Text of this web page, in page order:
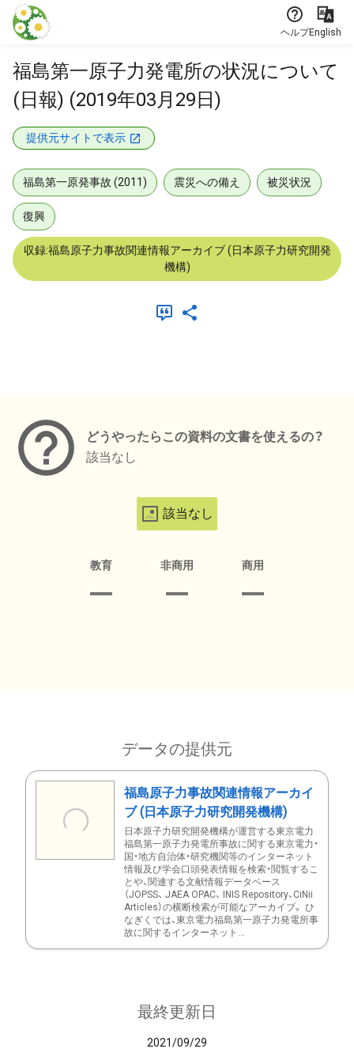
本文に飛ぶ
ヘルプEnglish
福島第一原子力発電所の状況について
(日報) (2019年03月29日)
提供元サイトで表示
福島第一原発事故 (2011) 震災への備え 被災状況
復興
収録:福島原子力事故関連情報アーカイブ (日本原子力研究開発
機構)
どうやったらこの資料の文書を使えるの？
該当なし
該当なし
教育 非商用 商用
データの提供元
福島原子力事故関連情報アーカイ
ブ (日本原子力研究開発機構)
日本原子力研究開発機構が運営する東京電力
福島第一原子力発電所事故に関する東京電力・
国・地方自治体・研究機関等のインターネット
情報及び学会口頭発表情報を検索・閲覧するこ
とや、関連する文献情報データベース
（JOPSS、 JAEA OPAC、 INIS Repository、CiNii
Articles）の横断検索が可能なアーカイブ。 ひ
なぎくでは、東京電力福島第一原子力発電所事
故に関するインターネット...
最終更新日
2021/09/29